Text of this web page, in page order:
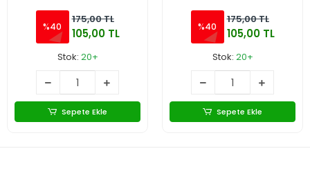
%40
175,00 TL
105,00 TL
Stok: 20+
Sepete Ekle
%40
175,00 TL
105,00 TL
Stok: 20+
Sepete Ekle